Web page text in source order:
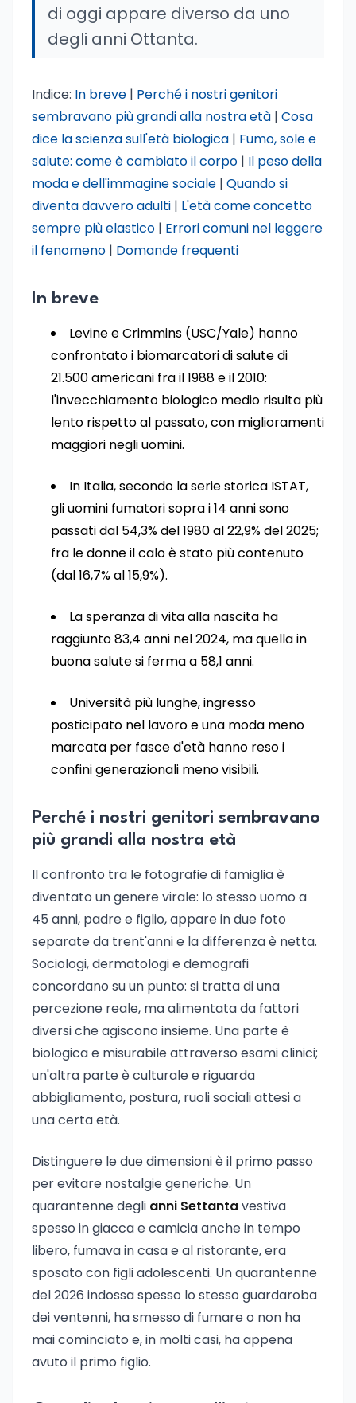
di oggi appare diverso da uno
degli anni Ottanta.
Indice: In breve | Perché i nostri genitori
sembravano più grandi alla nostra età | Cosa
dice la scienza sull'età biologica | Fumo, sole e
salute: come è cambiato il corpo | Il peso della
moda e dell'immagine sociale | Quando si
diventa davvero adulti | L'età come concetto
sempre più elastico | Errori comuni nel leggere
il fenomeno | Domande frequenti
In breve
Levine e Crimmins (USC/Yale) hanno
confrontato i biomarcatori di salute di
21.500 americani fra il 1988 e il 2010:
l'invecchiamento biologico medio risulta più
lento rispetto al passato, con miglioramenti
maggiori negli uomini.
In Italia, secondo la serie storica ISTAT,
gli uomini fumatori sopra i 14 anni sono
passati dal 54,3% del 1980 al 22,9% del 2025;
fra le donne il calo è stato più contenuto
(dal 16,7% al 15,9%).
La speranza di vita alla nascita ha
raggiunto 83,4 anni nel 2024, ma quella in
buona salute si ferma a 58,1 anni.
Università più lunghe, ingresso
posticipato nel lavoro e una moda meno
marcata per fasce d'età hanno reso i
confini generazionali meno visibili.
Perché i nostri genitori sembravano
più grandi alla nostra età
Il confronto tra le fotografie di famiglia è
diventato un genere virale: lo stesso uomo a
45 anni, padre e figlio, appare in due foto
separate da trent'anni e la differenza è netta.
Sociologi, dermatologi e demografi
concordano su un punto: si tratta di una
percezione reale, ma alimentata da fattori
diversi che agiscono insieme. Una parte è
biologica e misurabile attraverso esami clinici;
un'altra parte è culturale e riguarda
abbigliamento, postura, ruoli sociali attesi a
una certa età.
Distinguere le due dimensioni è il primo passo
per evitare nostalgie generiche. Un
quarantenne degli anni Settantavestiva
spesso in giacca e camicia anche in tempo
libero, fumava in casa e al ristorante, era
sposato con figli adolescenti. Un quarantenne
del 2026 indossa spesso lo stesso guardaroba
dei ventenni, ha smesso di fumare o non ha
mai cominciato e, in molti casi, ha appena
avuto il primo figlio.